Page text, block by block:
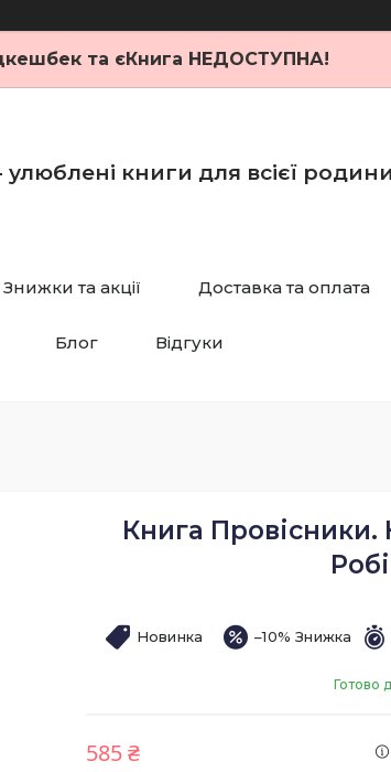
та єКнига НЕДОСТУПНА!
улюблені книги для всієї
Знижки та акції Доставка та оплата
Блог Відгуки
Книга Провісники.
Новинка –10%
Готово
585 ₴